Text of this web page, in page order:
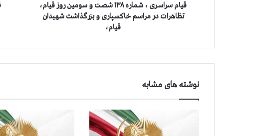
ا
۳
۸
قيام سراسری ، شماره ۱۳۸ شصت و سومین روز قیام،
تظاهرات در مراسم خاکسپاری و بزرگذاشت شهیدان
قیام،
ا
۰
ش
ص
ت
نوشته های مشابه